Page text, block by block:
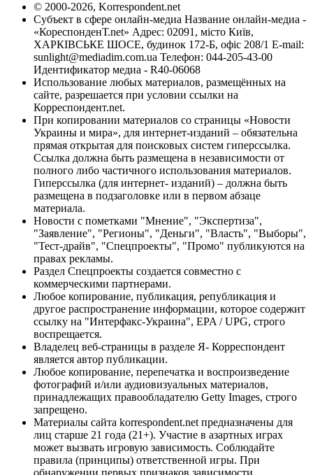
© 2000-2026, Korrespondent.net
Субъект в сфере онлайн-медиа Название онлайн-медиа -
«КореспонденТ.net» Адрес: 02091, місто Київ,
ХАРКІВСЬКЕ ШОСЕ, будинок 172-Б, офіс 208/1 E-mail:
sunlight@mediadim.com.ua Телефон: 044-205-43-00
Идентификатор медиа - R40-06068
Использование любых материалов, размещённых на
сайте, разрешается при условии ссылки на
Корреспондент.net.
При копировании материалов со страницы «Новости
Украины и мира», для интернет-изданий – обязательна
прямая открытая для поисковых систем гиперссылка.
Ссылка должна быть размещена в независимости от
полного либо частичного использования материалов.
Гиперссылка (для интернет- изданий) – должна быть
размещена в подзаголовке или в первом абзаце
материала.
Новости с пометками "Мнение", "Экспертиза",
"Заявление", "Регионы", "Деньги", "Власть", "Выборы",
"Тест-драйв", "Спецпроекты", "Промо" публикуются на
правах рекламы.
Раздел Спецпроекты создается совместно с
коммерческими партнерами.
Любое копирование, публикация, републикация и
другое распространение информации, которое содержит
ссылку на "Интерфакс-Украина", EPA / UPG, строго
воспрещается.
Владелец веб-страницы в разделе Я- Корреспондент
является автор публикации.
Любое копирование, перепечатка и воспроизведение
фотографий и/или аудиовизуальных материалов,
принадлежащих правообладателю Getty Images, строго
запрещено.
Материалы сайта korrespondent.net предназначены для
лиц старше 21 года (21+). Участие в азартных играх
может вызвать игровую зависимость. Соблюдайте
правила (принципы) ответственной игры. При